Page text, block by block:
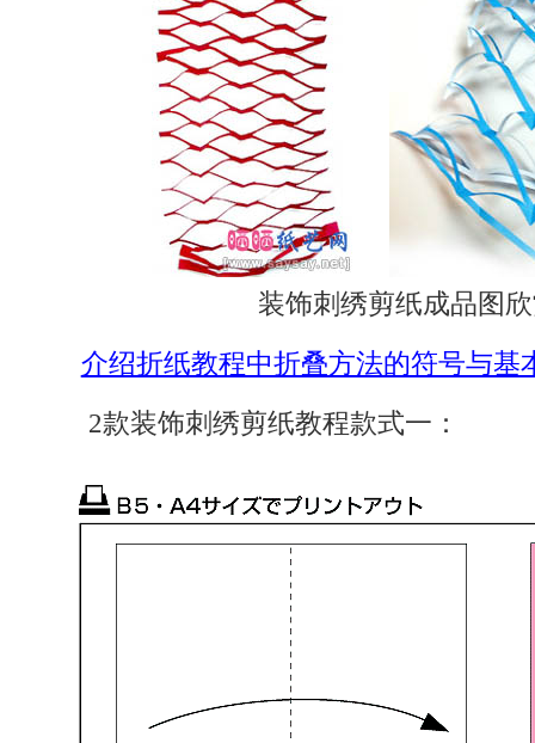
装饰刺绣剪纸成品图
介绍折纸教程中折叠方法的符号与基
2款装饰刺绣剪纸教程款式一：